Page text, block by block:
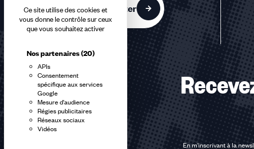
Ce site utilise des cookies et
vous donne le contrôle sur ceux
que vous souhaitez activer
Nos partenaires(20)
APIs
Consentement
spécifique aux services
Google
Mesure d'audience
Régies publicitaires
Réseaux sociaux
Vidéos
Nous contacter
En m'inscrivant à la